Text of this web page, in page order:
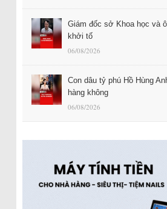
Giám đốc sở Khoa học và
khởi tố
06/08/2026
Con dâu tỷ phú Hồ Hùng
hàng không
06/08/2026